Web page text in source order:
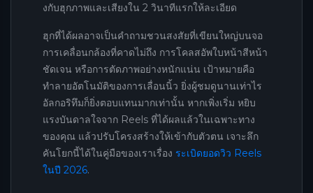
งกับฮุกภาพและเสียงใน 2 วินาทีแรกให้ละเอียด
ฮุกที่ได้ผลอาจเป็นคำถามชวนสงสัยที่เขียนใหญ่บนจอ
การเคลื่อนกล้องที่คาดไม่ถึง การโคลสอัพใบหน้าสีหน้า
ชัดเจน หรือการตัดภาพอย่างหนักแน่น เป้าหมายคือ
ทำลายอัตโนมัติของการเลื่อนนิ้ว ยิ่งผู้ชมดูนานเท่าไร
อัลกอริทึมก็ยิ่งตอบแทนมากเท่านั้น หากเพิ่งเริ่ม หยิบ
แรงบันดาลใจจาก Reels ที่ได้ผลแล้วในเฉพาะทาง
ของคุณ แล้วปรับโครงสร้างให้เข้ากับตัวตน เจาะลึก
คันโยกนี้ได้ในคู่มือของเราเรื่อง ระเบิดยอดวิว Reels
ในปี 2026.